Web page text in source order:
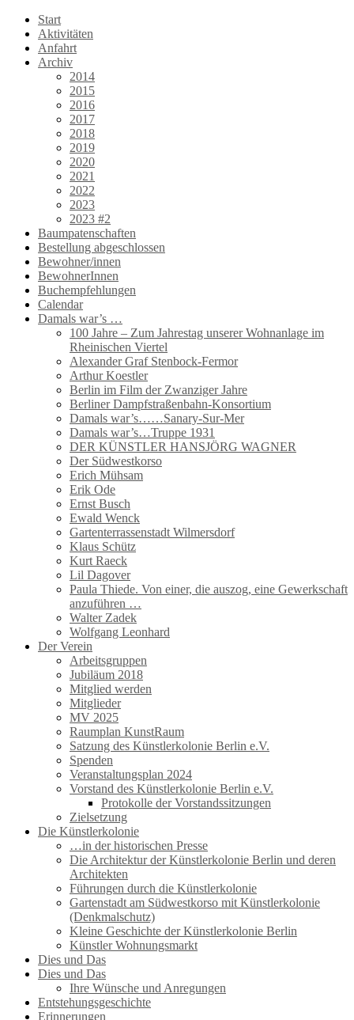
Start
Aktivitäten
Anfahrt
Archiv
2014
2015
2016
2017
2018
2019
2020
2021
2022
2023
2023 #2
Baumpatenschaften
Bestellung abgeschlossen
Bewohner/innen
BewohnerInnen
Buchempfehlungen
Calendar
Damals war’s …
100 Jahre – Zum Jahrestag unserer Wohnanlage im
Rheinischen Viertel
Alexander Graf Stenbock-Fermor
Arthur Koestler
Berlin im Film der Zwanziger Jahre
Berliner Dampfstraßenbahn-Konsortium
Damals war’s……Sanary-Sur-Mer
Damals war’s…Truppe 1931
DER KÜNSTLER HANSJÖRG WAGNER
Der Südwestkorso
Erich Mühsam
Erik Ode
Ernst Busch
Ewald Wenck
Gartenterrassenstadt Wilmersdorf
Klaus Schütz
Kurt Raeck
Lil Dagover
Paula Thiede. Von einer, die auszog, eine Gewerkschaft
anzuführen …
Walter Zadek
Wolfgang Leonhard
Der Verein
Arbeitsgruppen
Jubiläum 2018
Mitglied werden
Mitglieder
MV 2025
Raumplan KunstRaum
Satzung des Künstlerkolonie Berlin e.V.
Spenden
Veranstaltungsplan 2024
Vorstand des Künstlerkolonie Berlin e.V.
Protokolle der Vorstandssitzungen
Zielsetzung
Die Künstlerkolonie
…in der historischen Presse
Die Architektur der Künstlerkolonie Berlin und deren
Architekten
Führungen durch die Künstlerkolonie
Gartenstadt am Südwestkorso mit Künstlerkolonie
(Denkmalschutz)
Kleine Geschichte der Künstlerkolonie Berlin
Künstler Wohnungsmarkt
Dies und Das
Dies und Das
Ihre Wünsche und Anregungen
Entstehungsgeschichte
Erinnerungen